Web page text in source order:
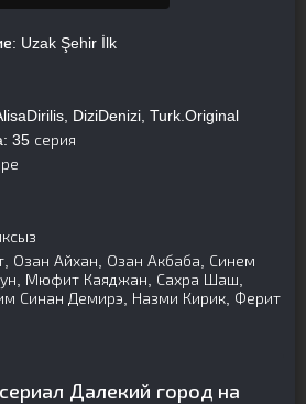
Uzak Şehir İlk
DiziDenizi, Turk.Original
35 серия
Озан Айхан, Озан Акбаба, Синем
Мюфит Каяджан, Сахра Шаш,
Синан Демирэ, Назми Кирик, Ферит
Далекий город на